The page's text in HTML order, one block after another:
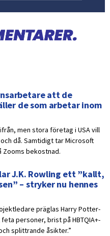
att de
de som arbetar inom
men stora företag i USA vill
då. Samtidigt tar Microsoft
Zooms bekostnad.
J.K. Rowling ett ”kallt,
– stryker nu hennes
präglas Harry Potter-
personer, brist på HBTQIA+-
splittrande åsikter.”